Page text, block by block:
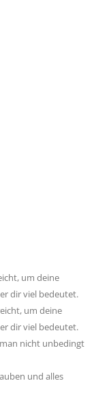
um deine
dir viel bedeutet.
um deine
dir viel bedeutet.
nicht unbedingt
und alles